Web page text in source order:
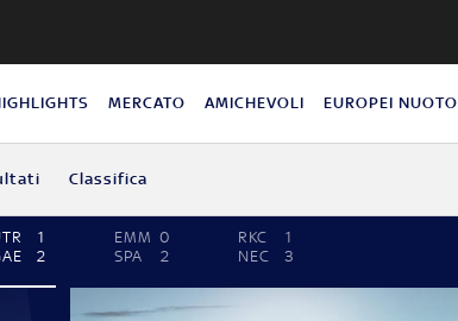
MERCATO AMICHEVOLI EUROPEI NUOTO
Classifica
1
2
EMM 0
SPA
2
RKC
1
NEC
3